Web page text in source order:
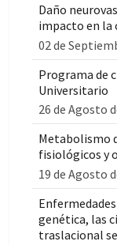
Daño
impacto en la
02 de
Programa de
Universitario
26 de Agosto
Metabolismo
fisiológicos y
19 de Agosto
genética, las
traslacional